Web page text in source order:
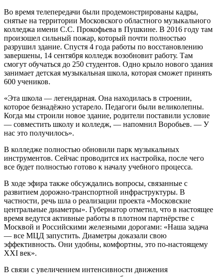
Во время телепередачи были продемонстрированы кадры,
снятые на территории Московского областного музыкального
колледжа имени С.С. Прокофьева в Пушкине. В 2016 году там
произошел сильный пожар, который почти полностью
разрушил здание. Спустя 4 года работы по восстановлению
завершены, 14 сентября колледж возобновит работу. Там
смогут обучаться до 250 студентов. Одно крыло нового здания
занимает детская музыкальная школа, которая сможет принять
600 учеников.
«Эта школа — легендарная. Она находилась в строении,
которое безнадёжно устарело. Педагоги были великолепны.
Когда мы строили новое здание, родители поставили условие
— совместить школу и колледж, — напомнил Воробьев. — У
нас это получилось».
В колледже полностью обновили парк музыкальных
инструментов. Сейчас проводится их настройка, после чего
все будет полностью готово к началу учебного процесса.
В ходе эфира также обсуждались вопросы, связанные с
развитием дорожно-транспортной инфраструктуры. В
частности, речь шла о реализации проекта «Московские
центральные диаметры». Губернатор отметил, что в настоящее
время ведутся активные работы в плотном партнёрстве с
Москвой и Российскими железными дорогами: «Наша задача
— все МЦД запустить. Диаметры доказали свою
эффективность. Они удобны, комфортны, это по-настоящему
XXI век».
В связи с увеличением интенсивности движения